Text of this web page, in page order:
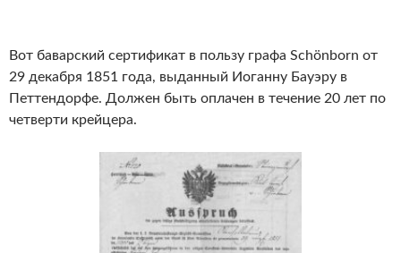
Вот баварский сертификат в пользу графа Schönborn от
29 декабря 1851 года, выданный Иоганну Бауэру в
Петтендорфе. Должен быть оплачен в течение 20 лет по
четверти крейцера.